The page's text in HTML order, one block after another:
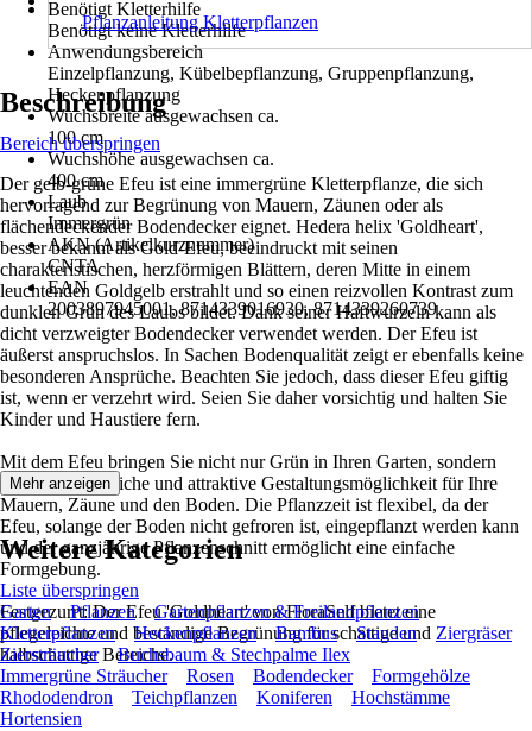
Benötigt Kletterhilfe
Benötigt keine Kletterhilfe
Anwendungsbereich
Einzelpflanzung, Kübelbepflanzung, Gruppenpflanzung,
Heckenpflanzung
Wuchsbreite ausgewachsen ca.
100 cm
Wuchshöhe ausgewachsen ca.
400 cm
Laub
Immergrün
AKN (Artikelkurznummer)
CNTA
EAN
2003897945001, 8714339016930, 8714339260739
Pflanzanleitung Kletterpflanzen
Beschreibung
Bereich überspringen
Der gelb-grüne Efeu ist eine immergrüne Kletterpflanze, die sich
hervorragend zur Begrünung von Mauern, Zäunen oder als
flächendeckender Bodendecker eignet. Hedera helix 'Goldheart',
besser bekannt als Gold-Efeu, beeindruckt mit seinen
charakteristischen, herzförmigen Blättern, deren Mitte in einem
leuchtenden Goldgelb erstrahlt und so einen reizvollen Kontrast zum
dunklen Grün des Laubs bildet. Dank seiner Haftwurzeln kann als
dicht verzweigter Bodendecker verwendet werden. Der Efeu ist
äußerst anspruchslos. In Sachen Bodenqualität zeigt er ebenfalls keine
besonderen Ansprüche. Beachten Sie jedoch, dass dieser Efeu giftig
ist, wenn er verzehrt wird. Seien Sie daher vorsichtig und halten Sie
Kinder und Haustiere fern.
Mit dem Efeu bringen Sie nicht nur Grün in Ihren Garten, sondern
auch eine natürliche und attraktive Gestaltungsmöglichkeit für Ihre
Mauern, Zäune und den Boden. Die Pflanzzeit ist flexibel, da der
Efeu, solange der Boden nicht gefroren ist, eingepflanzt werden kann
und der ganzjährige Pflanzenschnitt ermöglicht eine einfache
Formgebung.
Festgezurrt: Der Efeu 'Goldheart' von FloraSelf bietet eine
pflegeleichte und beständige Begrünung für schattige und
halbschattige Bereiche.
Mehr anzeigen
Weitere Kategorien
Liste überspringen
Garten
Pflanzen
Gartenpflanzen & Freilandpflanzen
Kletterpflanzen
Heckenpflanzen Bambus Stauden
Ziergräser
Ziersträucher
Buchsbaum & Stechpalme Ilex
Immergrüne Sträucher
Rosen Bodendecker
Formgehölze
Rhododendron
Teichpflanzen Koniferen
Hochstämme
Hortensien